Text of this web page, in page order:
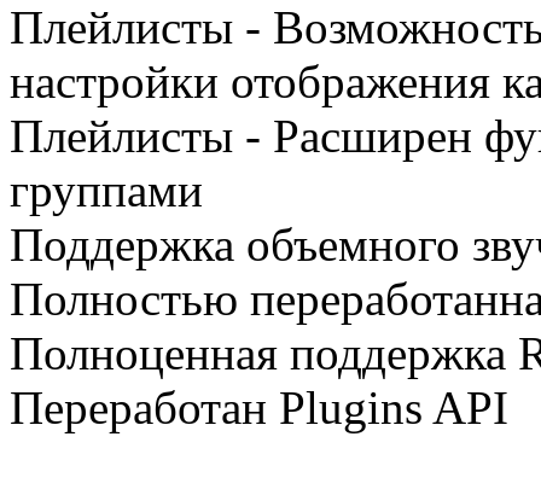
Плейлисты -
настройки отображения
Плейлисты - Расширен
группами
Поддержка объемного
Полностью
Полноценная поддержка
Переработан Plugins API